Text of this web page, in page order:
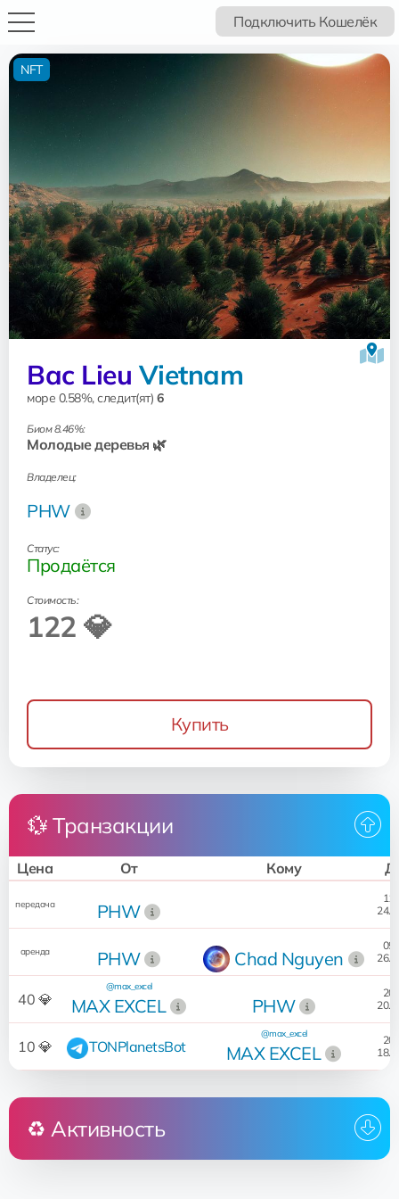
Подключить Кошелёк
Bac Lieu Vietnam
море 0.58%, следит(ят) 6
Биом 8.46%:
Молодые деревья 🌿
Владелец:
PHW
Статус:
Продаётся
Стоимость:
122 💎
Купить
NFT
💱 Транзакции
Цена От Кому
передача PHW
аренда PHW Chad Nguyen
40 💎 MAX EXCEL
@max_excel
PHW
10 💎 TONPlanetsBot MAX EXCEL
@max_excel
♻️ Активность